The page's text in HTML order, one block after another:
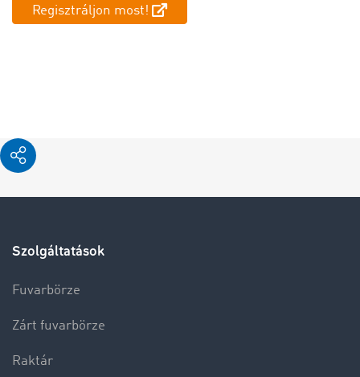
Regisztráljon most!
Szolgáltatások
Fuvarbörze
Zárt fuvarbörze
Raktár